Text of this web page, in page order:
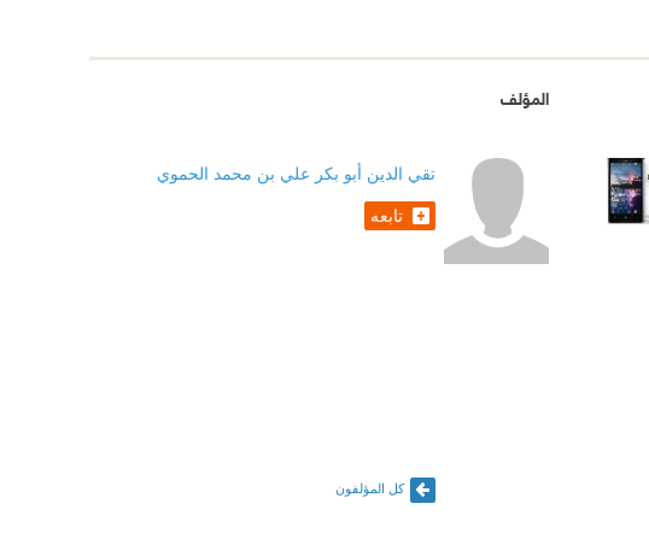
المؤلف
تقي الدين أبو بكر علي بن محمد الحموي
تابعه
كل المؤلفون